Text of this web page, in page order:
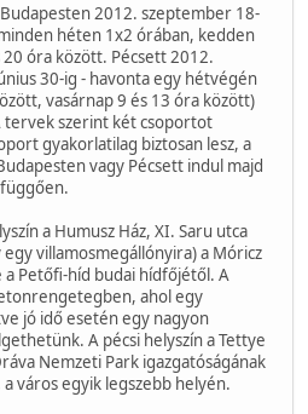
2012. szeptember 18-
héten 1x2 órában, kedden
óra között. Pécsett 2012.
30-ig - havonta egy hétvégén
vasárnap 9 és 13 óra között)
tervek szerint két csoportot
gyakorlatilag biztosan lesz, a
vagy Pécsett indul majd
a Humusz Ház, XI. Saru utca
villamosmegállónyira) a Móricz
Petőfi-híd budai hídfőjétől. A
ahol egy
jó idő esetén egy nagyon
A pécsi helyszín a Tettye
Nemzeti Park igazgatóságának
város egyik legszebb helyén.